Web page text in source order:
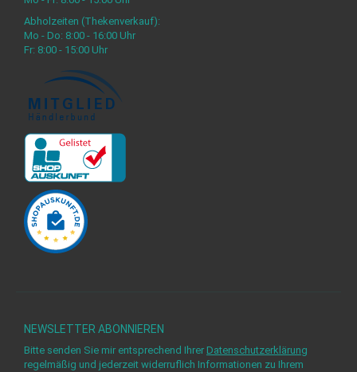
Abholzeiten (Thekenverkauf):
Mo - Do: 8:00 - 16:00 Uhr
Fr: 8:00 - 15:00 Uhr
NEWSLETTER ABONNIEREN
Bitte senden Sie mir entsprechend Ihrer Datenschutzerklärung
regelmäßig und jederzeit widerruflich Informationen zu Ihrem